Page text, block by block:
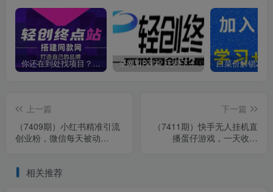
你还在到处找项目？还在当韭菜？我靠卖项目一个月收入5万+，曾经我也是个失败者。 全网VIP课程 无损下载~
上一篇
（7409期）小红书精准引流
创业粉，微信每天被动
下一篇
（7411期）快手无人挂机直
播蛋仔游戏，一天收入
相关推荐